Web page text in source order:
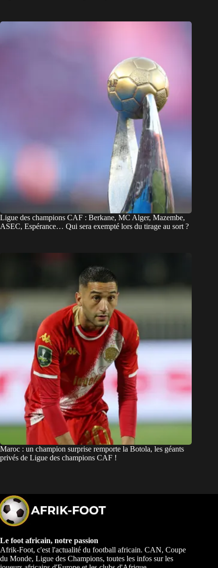
Ligue des champions CAF : Berkane, MC Alger, Mazembe,
ASEC, Espérance… Qui sera exempté lors du tirage au sort ?
Maroc : un champion surprise remporte la Botola, les géants
privés de Ligue des champions CAF !
Le foot africain, notre passion
Afrik-Foot, c'est l'actualité du football africain. CAN, Coupe
du Monde, Ligue des Champions, toutes les infos sur les